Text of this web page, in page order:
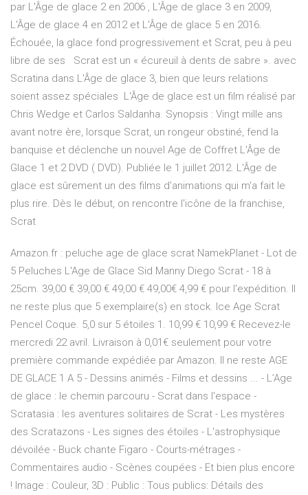
par L'Âge de glace 2 en 2006 , L'Âge de glace 3 en 2009,
L'Âge de glace 4 en 2012 et L'Âge de glace 5 en 2016.
Échouée, la glace fond progressivement et Scrat, peu à peu
libre de ses Scrat est un « écureuil à dents de sabre ». avec
Scratina dans L'Âge de glace 3, bien que leurs relations
soient assez spéciales L'Âge de glace est un film réalisé par
Chris Wedge et Carlos Saldanha. Synopsis : Vingt mille ans
avant notre ère, lorsque Scrat, un rongeur obstiné, fend la
banquise et déclenche un nouvel Age de Coffret L'Âge de
Glace 1 et 2 DVD ( DVD). Publiée le 1 juillet 2012. L'Âge de
glace est sûrement un des films d'animations qui m'a fait le
plus rire. Dès le début, on rencontre l'icône de la franchise,
Scrat
Amazon.fr : peluche age de glace scrat NamekPlanet - Lot de
5 Peluches L'Age de Glace Sid Manny Diego Scrat - 18 à
25cm. 39,00 € 39,00 € 49,00 € 49,00€ 4,99 € pour l'expédition. Il
ne reste plus que 5 exemplaire(s) en stock. Ice Age Scrat
Pencel Coque. 5,0 sur 5 étoiles 1. 10,99 € 10,99 € Recevez-le
mercredi 22 avril. Livraison à 0,01€ seulement pour votre
première commande expédiée par Amazon. Il ne reste AGE
DE GLACE 1 A 5 - Dessins animés - Films et dessins ... - L’Age
de glace : le chemin parcouru - Scrat dans l'espace -
Scratasia : les aventures solitaires de Scrat - Les mystères
des Scratazons - Les signes des étoiles - L'astrophysique
dévoilée - Buck chante Figaro - Courts-métrages -
Commentaires audio - Scènes coupées - Et bien plus encore
! Image : Couleur, 3D : Public : Tous publics: Détails des